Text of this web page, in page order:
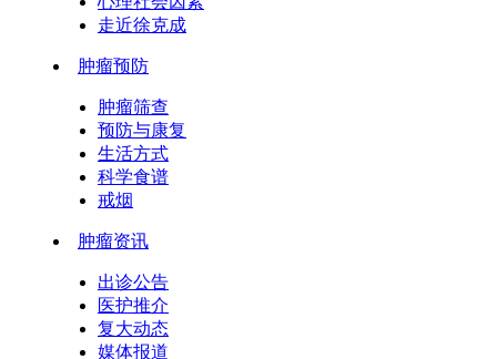
走近徐克成
肿瘤预防
肿瘤筛查
预防与康复
生活方式
科学食谱
戒烟
肿瘤资讯
出诊公告
医护推介
复大动态
媒体报道